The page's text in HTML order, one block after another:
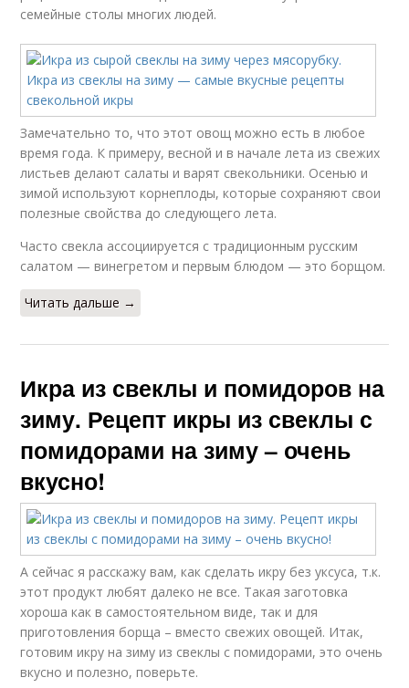
семейные столы многих людей.
Замечательно то, что этот овощ можно есть в любое
время года. К примеру, весной и в начале лета из свежих
листьев делают салаты и варят свекольники. Осенью и
зимой используют корнеплоды, которые сохраняют свои
полезные свойства до следующего лета.
Часто свекла ассоциируется с традиционным русским
салатом — винегретом и первым блюдом — это борщом.
Читать дальше →
Икра из свеклы и помидоров на
зиму. Рецепт икры из свеклы с
помидорами на зиму – очень
вкусно!
А сейчас я расскажу вам, как сделать икру без уксуса, т.к.
этот продукт любят далеко не все. Такая заготовка
хороша как в самостоятельном виде, так и для
приготовления борща – вместо свежих овощей. Итак,
готовим икру на зиму из свеклы с помидорами, это очень
вкусно и полезно, поверьте.